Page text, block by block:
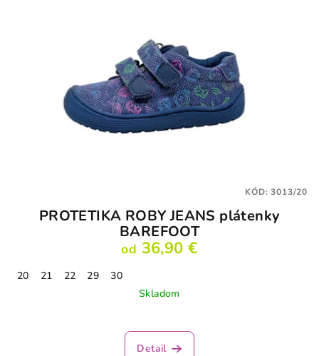
PROTETIKA ROBY JEANS plátenky
BAREFOOT
od 36,90 €
20 21 22 29
30
Skladom
Detail
KÓD:3013/20